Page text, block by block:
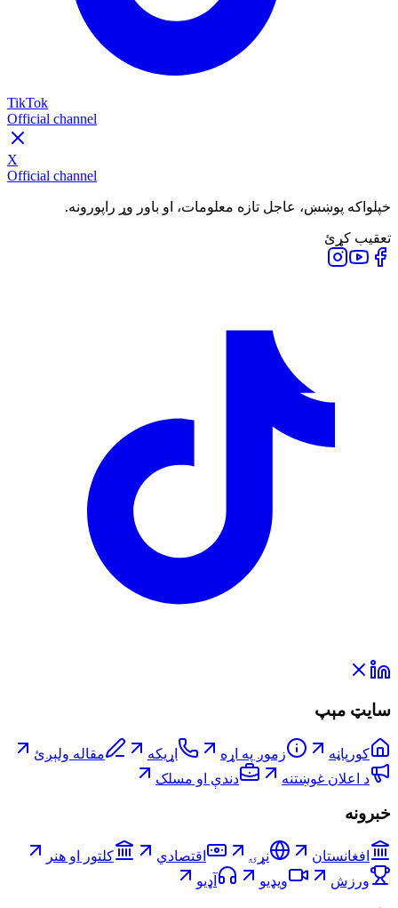
TikTok
Official channel
X
Official channel
خپلواکه پوښښ، عاجل تازه معلومات، او باور وړ راپورونه.
تعقیب کړئ
سایټ مېپ
کورپاڼه زموږ په اړه اړیکه
مقاله ولېږئ
د اعلان غوښتنه
دندې او مسلک
خبرونه
افغانستان نړۍ اقتصادي
کلتور او هنر
ورزش
ویډیو آډیو